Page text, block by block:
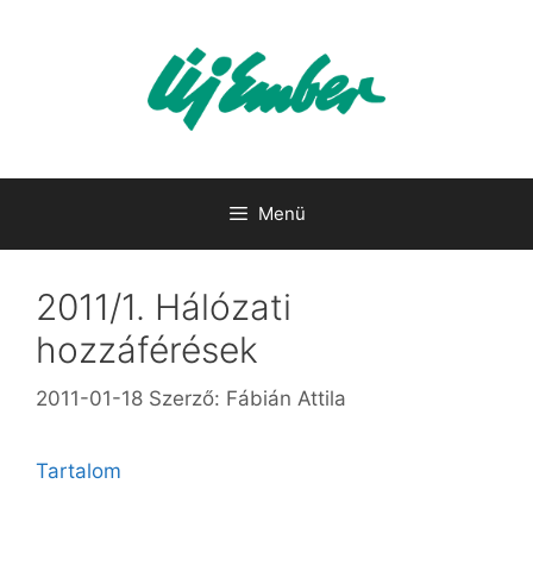
Menü
2011/1. Hálózati
hozzáférések
2011-01-18 Szerző: Fábián Attila
Tartalom